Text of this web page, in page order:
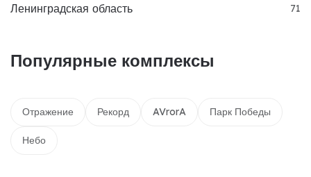
Ленинградская область 71
Популярные комплексы
Отражение Рекорд AVrorA Парк Победы
Небо